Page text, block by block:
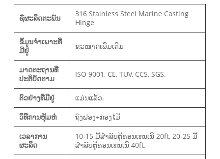
ຊື່ຜະລິດຕະພັນ
316 Stainless Steel Marine Casting
Hinge
ຂໍ້ມູນຈໍາເພາະທີ່
ມີຢູ່
ຂະໜາດເພີ່ມເຕີມ
ມາດຕະຖານທີ່
ປະຕິບັດຕາມ
ISO 9001, CE, TUV, CCS, SGS.
ຕົວຢ່າງທີ່ມີຢູ່ ແມ່ນແລ້ວ.
ວິທີການຫຸ້ມຫໍ່ ຖົງຟອງ+ກ່ອງໄມ້
ເວລາການ
ຜະລິດ
10-15 ມື້ສໍາລັບຕູ້ຄອນເທນເນີ 20ft, 20-25 ມື້
ສໍາລັບຕູ້ຄອນເທນເນີ 40ft.